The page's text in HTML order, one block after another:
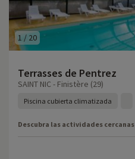
1 / 20
Terrasses de Pentrez
SAINT NIC - Finistère (29)
Piscina cubierta climatizada
Descubra las actividades cercanas